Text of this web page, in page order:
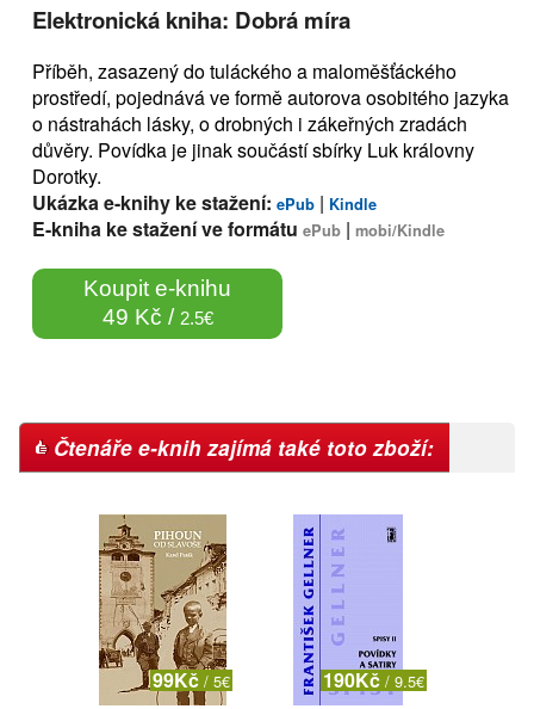
Elektronická kniha: Dobrá míra
Příběh, zasazený do tuláckého a maloměšťáckého
prostředí, pojednává ve formě autorova osobitého jazyka
o nástrahách lásky, o drobných i zákeřných zradách
důvěry. Povídka je jinak součástí sbírky Luk královny
Dorotky.
Ukázka e-knihy ke stažení: ePub | Kindle
E-kniha ke stažení ve formátu ePub | mobi/Kindle
Koupit e-knihu
49 Kč / 2.5€
Čtenáře e-knih zajímá také toto zboží:
99Kč / 5€ 190Kč / 9.5€